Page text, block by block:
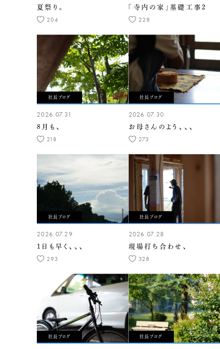
夏祭り。
204
「寺内の家」基礎工事2
228
社長ブログ
2026.07.31
8月も、
218
社長ブログ
2026.07.30
お母さんのよう、、、
273
社長ブログ
2026.07.29
1日も早く、、、
293
社長ブログ
2026.07.28
現場打ち合わせ、
328
社長ブログ 社長ブログ